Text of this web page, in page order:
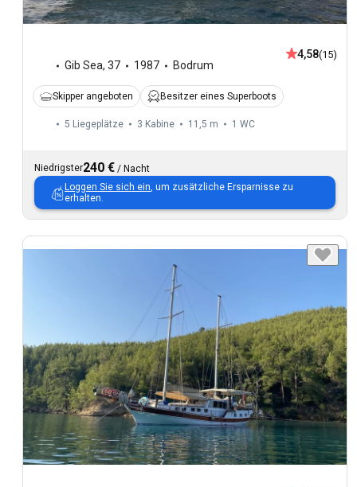
Gib Sea, 37 1987 Bodrum
4,58(15)
Skipper angeboten Besitzer eines Superboots
5 Liegeplätze 3 Kabine 11,5 m 1 WC
Niedrigster240 € / Nacht
Loggen Sie sich ein, um zusätzliche Ersparnisse zu
erhalten.